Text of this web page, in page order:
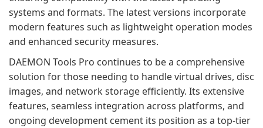
systems and formats. The latest versions incorporate
modern features such as lightweight operation modes
and enhanced security measures.
DAEMON Tools Pro continues to be a comprehensive
solution for those needing to handle virtual drives, disc
images, and network storage efficiently. Its extensive
features, seamless integration across platforms, and
ongoing development cement its position as a top-tier